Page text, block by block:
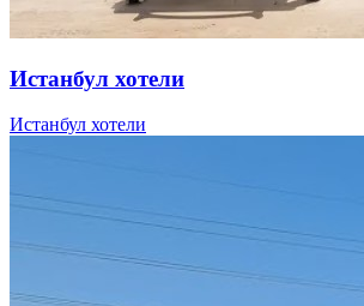
Истанбул хотели
Истанбул хотели